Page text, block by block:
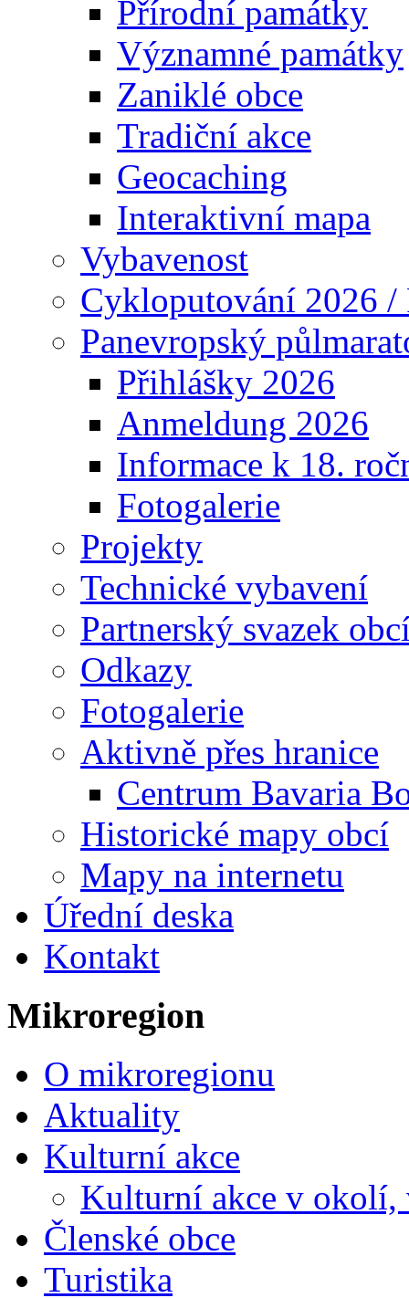
Projekty
Technické vybavení
Partnerský svazek obcí
Odkazy
Fotogalerie
Aktivně přes hranice
Historické mapy obcí
Mapy na internetu
Menu
Navigace
Úvodní stránka
Mikroregion
Kulturní akce
Výstava "Život na
Obsah
<Zpět naKulturní akce
Výstava "Život na
Město
Poběžovice Vás zvou na
za hraběte Hansiho",
fotografie a artefakty z
probíhat od 22.6. do
nám. Míru 55, Poběžovice.
Datum konání:22. 6. 2024